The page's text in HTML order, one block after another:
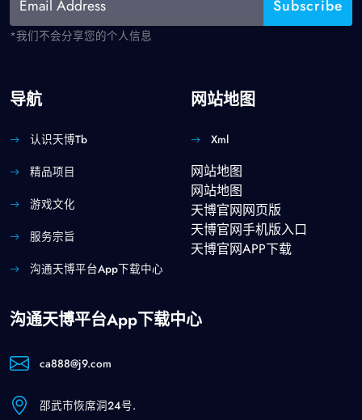
*我们不会分享您的个人信息
导航
认识天博tb
精品项目
游戏文化
服务宗旨
沟通天博平台app下载中心
网站地图
Xml
网站地图
网站地图
天博官网网页版
天博官网手机版入口
天博官网APP下载
沟通天博平台app下载中心
ca888@j9.com
邵武市恢席洞24号.